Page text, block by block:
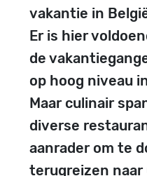
vakantie in
Er is hier
de
op hoog niveau
Maar culinair
diverse
aanrader om te
terugreizen naar